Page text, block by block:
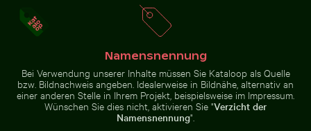
Charlottenburg,
Berlin
Nahaufnahme eines Malachitfalters auf grünem
Blatt Leuchtend Rosa
Oleanderblüten in
Natürlicher
Umgebung
Flugzeug über den WolkenKüstendünengräser am
Namensnennung
Bei Verwendung unserer Inhalte müssen Sie Kataloop als Quelle
bzw. Bildnachweis angeben. Idealerweise in Bildnähe, alternativ an
einer anderen Stelle in Ihrem Projekt, beispielsweise im Impressum.
Wünschen Sie dies nicht, aktivieren Sie "Verzicht der
Namensnennung".